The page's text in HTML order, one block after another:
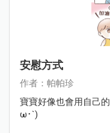
安慰方式
作者：帕帕珍
寶寶好像也會用自己
ω･`)